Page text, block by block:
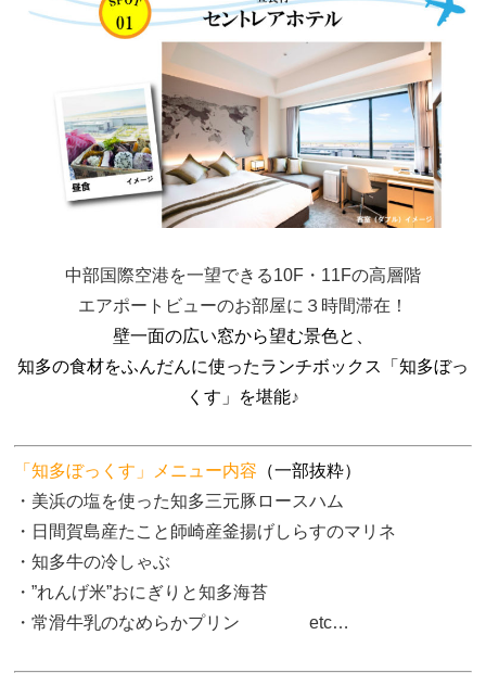
中部国際空港を一望できる10F・11Fの高層階
エアポートビューのお部屋に３時間滞在！
壁一面の広い窓から望む景色と、
知多の食材をふんだんに使ったランチボックス「知多ぼっ
くす」
を堪能♪
「知多ぼっくす」メニュー内容 （一部抜粋）
・美浜の塩を使った知多三元豚ロースハム
・日間賀島産たこと師崎産釜揚げしらすのマリネ
・知多牛の冷しゃぶ
・”れんげ米”おにぎりと知多海苔
・常滑牛乳のなめらかプリン etc…